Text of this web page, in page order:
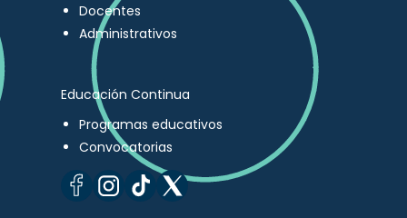
Docentes
Administrativos
Educación Continua
Programas educativos
Convocatorias